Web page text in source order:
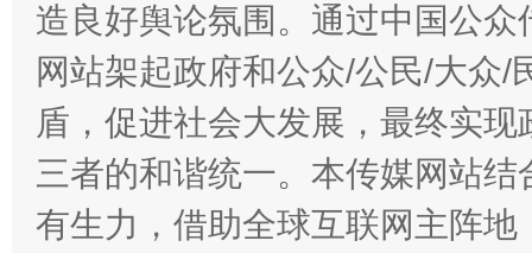
造良好舆论氛围。通过中国公
网站架起政府和公众/公民/大众
盾，促进社会大发展，最终实
三者的和谐统一。本传媒网站
有生力，借助全球互联网主阵